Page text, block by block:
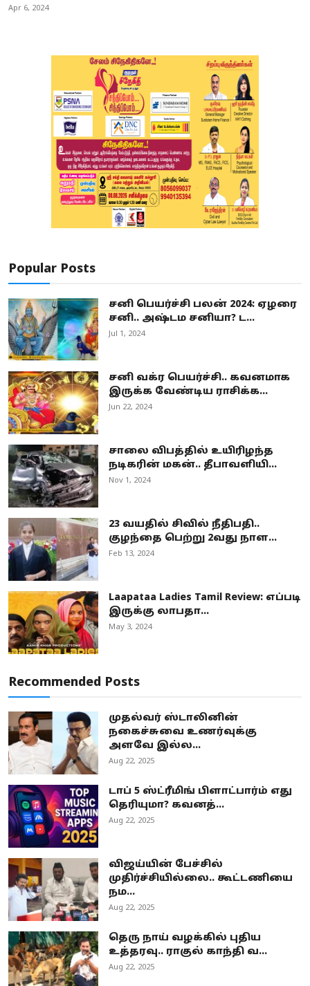
Apr 6, 2024
Popular Posts
சனி பெயர்ச்சி பலன் 2024: ஏழரை
சனி.. அஷ்டம சனியா? ட...
Jul 1, 2024
சனி வக்ர பெயர்ச்சி.. கவனமாக
இருக்க வேண்டிய ராசிக்க...
Jun 22, 2024
சாலை விபத்தில் உயிரிழந்த
நடிகரின் மகன்.. தீபாவளியி...
Nov 1, 2024
23 வயதில் சிவில் நீதிபதி..
குழந்தை பெற்று 2வது நாள...
Feb 13, 2024
Laapataa Ladies Tamil Review: எப்படி
இருக்கு லாபதா...
May 3, 2024
Recommended Posts
முதல்வர் ஸ்டாலினின்
நகைச்சுவை உணர்வுக்கு
அளவே இல்ல...
Aug 22, 2025
டாப் 5 ஸ்ட்ரீமிங் பிளாட்பார்ம் எது
தெரியுமா? கவனத்...
Aug 22, 2025
விஜய்யின் பேச்சில்
முதிர்ச்சியில்லை.. கூட்டணியை
நம...
Aug 22, 2025
தெரு நாய் வழக்கில் புதிய
உத்தரவு.. ராகுல் காந்தி வ...
Aug 22, 2025